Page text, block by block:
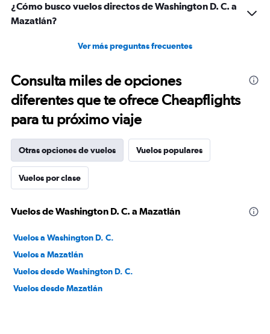
¿Cómo busco vuelos directos de Washington D. C. a
Mazatlán?
Ver más preguntas frecuentes
Consulta miles de opciones
diferentes que te ofrece Cheapflights
para tu próximo viaje
Otras opciones de vuelos Vuelos populares
Vuelos por clase
Vuelos de Washington D. C. a Mazatlán
Vuelos a Washington D. C.
Vuelos a Mazatlán
Vuelos desde Washington D. C.
Vuelos desde Mazatlán